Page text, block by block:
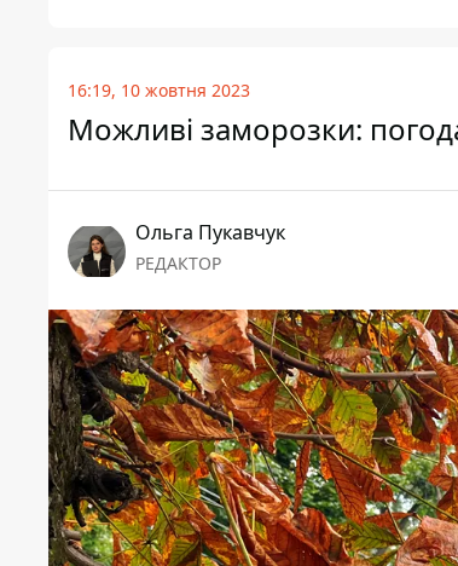
16:19, 10 жовтня 2023
Можливі заморозки:
Ольга Пукавчук
РЕДАКТОР